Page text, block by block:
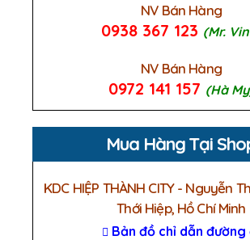
NV Bán Hàng
0938 367 123 (Mr.
NV Bán Hàng
0972 141 157 (Hà
Mua Hàng Tại
KDC HIỆP THÀNH CITY - Nguyễn
Thới Hiệp, Hồ Chí Minh
Bản đồ chỉ dẫn đường